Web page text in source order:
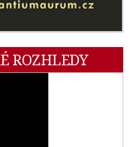
ROZHLEDY